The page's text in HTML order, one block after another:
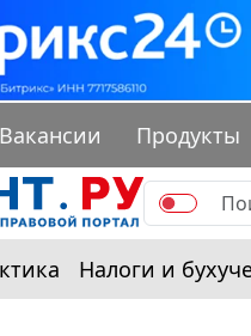
Вакансии Продукты
Налоги и